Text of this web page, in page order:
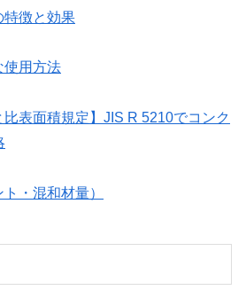
特徴と効果
使用方法
表面積規定】JIS R 5210でコンク
・混和材量）